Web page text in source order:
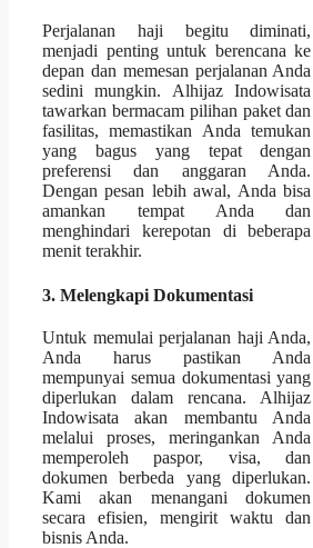
Perjalanan haji begitu diminati,
menjadi penting untuk berencana ke
depan dan memesan perjalanan Anda
sedini mungkin. Alhijaz Indowisata
tawarkan bermacam pilihan paket dan
fasilitas, memastikan Anda temukan
yang bagus yang tepat dengan
preferensi dan anggaran Anda.
Dengan pesan lebih awal, Anda bisa
amankan tempat Anda dan
menghindari kerepotan di beberapa
menit terakhir.
3. Melengkapi Dokumentasi
Untuk memulai perjalanan haji Anda,
Anda harus pastikan Anda
mempunyai semua dokumentasi yang
diperlukan dalam rencana. Alhijaz
Indowisata akan membantu Anda
melalui proses, meringankan Anda
memperoleh paspor, visa, dan
dokumen berbeda yang diperlukan.
Kami akan menangani dokumen
secara efisien, mengirit waktu dan
bisnis Anda.